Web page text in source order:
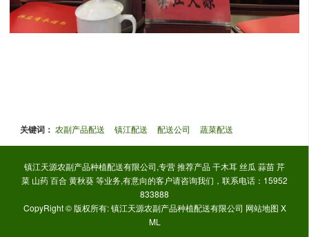
关键词：农副产品配送 镇江配送 配送公司 蔬菜配送
镇江天源农副产品种植配送有限公司,专营推荐产品干木耳丝瓜 蒜苗芹
菜 山药百合黄秋葵等业务,有意向的客户请咨询我们，联系电话： 15952
833888
CopyRight © 版权所有:镇江天源农副产品种植配送有限公司 网站地图 X
ML